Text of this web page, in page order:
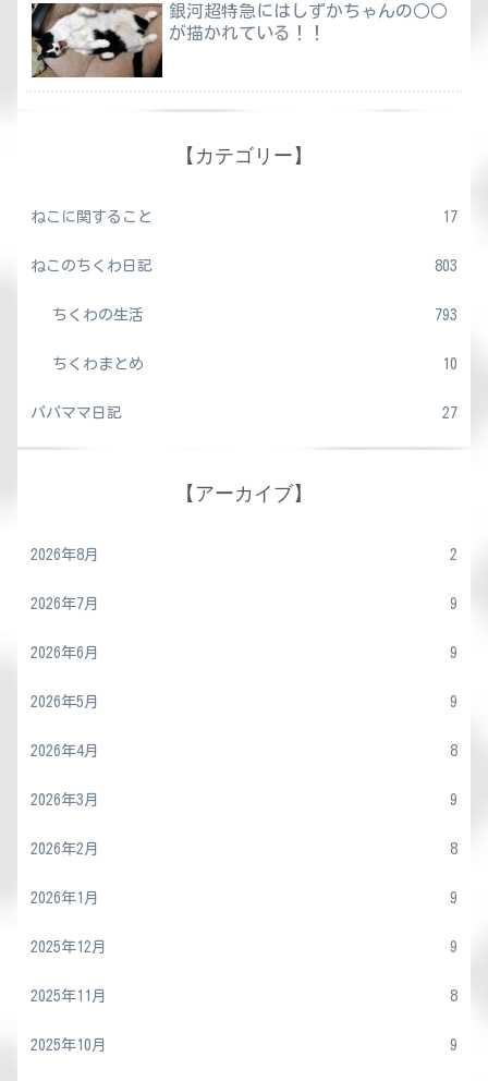
銀河超特急にはしずかちゃんの○○
が描かれている！！
【カテゴリー】
ねこに関すること 17
ねこのちくわ日記 803
ちくわの生活 793
ちくわまとめ 10
パパママ日記 27
【アーカイブ】
2026年8月 2
2026年7月 9
2026年6月 9
2026年5月 9
2026年4月 8
2026年3月 9
2026年2月 8
2026年1月 9
2025年12月 9
2025年11月 8
2025年10月 9